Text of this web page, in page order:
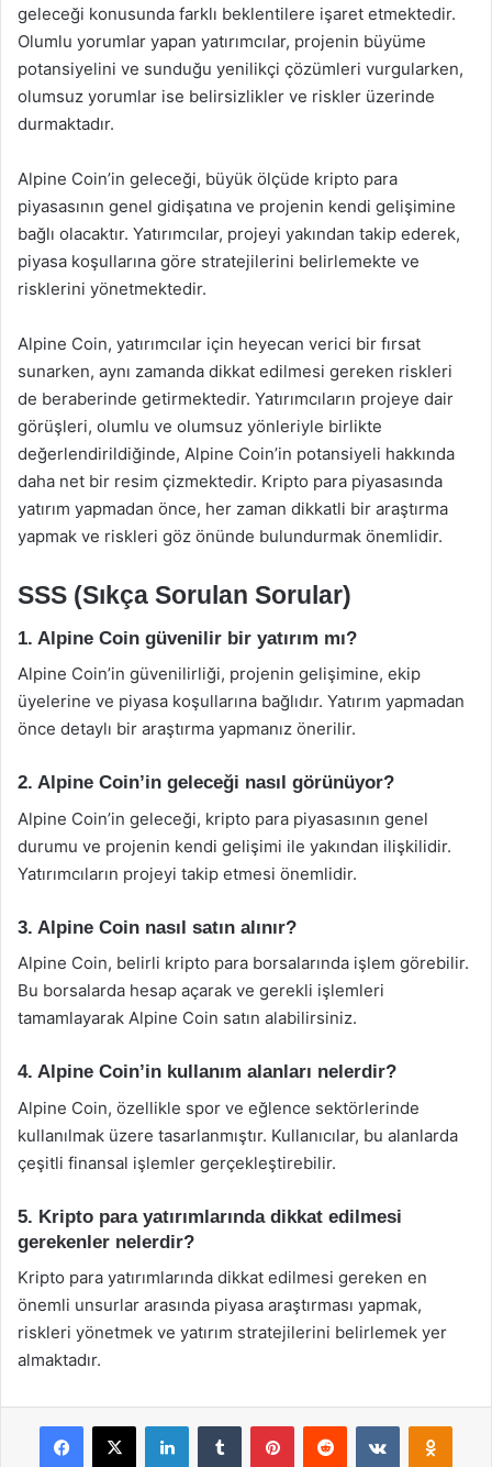
geleceği konusunda farklı beklentilere işaret etmektedir.
Olumlu yorumlar yapan yatırımcılar, projenin büyüme
potansiyelini ve sunduğu yenilikçi çözümleri vurgularken,
olumsuz yorumlar ise belirsizlikler ve riskler üzerinde
durmaktadır.
Alpine Coin’in geleceği, büyük ölçüde kripto para
piyasasının genel gidişatına ve projenin kendi gelişimine
bağlı olacaktır. Yatırımcılar, projeyi yakından takip ederek,
piyasa koşullarına göre stratejilerini belirlemekte ve
risklerini yönetmektedir.
Alpine Coin, yatırımcılar için heyecan verici bir fırsat
sunarken, aynı zamanda dikkat edilmesi gereken riskleri
de beraberinde getirmektedir. Yatırımcıların projeye dair
görüşleri, olumlu ve olumsuz yönleriyle birlikte
değerlendirildiğinde, Alpine Coin’in potansiyeli hakkında
daha net bir resim çizmektedir. Kripto para piyasasında
yatırım yapmadan önce, her zaman dikkatli bir araştırma
yapmak ve riskleri göz önünde bulundurmak önemlidir.
SSS (Sıkça Sorulan Sorular)
1. Alpine Coin güvenilir bir yatırım mı?
Alpine Coin’in güvenilirliği, projenin gelişimine, ekip
üyelerine ve piyasa koşullarına bağlıdır. Yatırım yapmadan
önce detaylı bir araştırma yapmanız önerilir.
2. Alpine Coin’in geleceği nasıl görünüyor?
Alpine Coin’in geleceği, kripto para piyasasının genel
durumu ve projenin kendi gelişimi ile yakından ilişkilidir.
Yatırımcıların projeyi takip etmesi önemlidir.
3. Alpine Coin nasıl satın alınır?
Alpine Coin, belirli kripto para borsalarında işlem görebilir.
Bu borsalarda hesap açarak ve gerekli işlemleri
tamamlayarak Alpine Coin satın alabilirsiniz.
4. Alpine Coin’in kullanım alanları nelerdir?
Alpine Coin, özellikle spor ve eğlence sektörlerinde
kullanılmak üzere tasarlanmıştır. Kullanıcılar, bu alanlarda
çeşitli finansal işlemler gerçekleştirebilir.
5. Kripto para yatırımlarında dikkat edilmesi
gerekenler nelerdir?
Kripto para yatırımlarında dikkat edilmesi gereken en
önemli unsurlar arasında piyasa araştırması yapmak,
riskleri yönetmek ve yatırım stratejilerini belirlemek yer
almaktadır.
Facebook
X LinkedInTumblr PinterestReddit VKontakte